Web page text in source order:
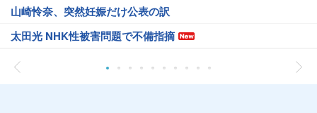
山崎怜奈、突然妊娠だけ公表の訳
太田光 NHK性被害問題で不備指摘